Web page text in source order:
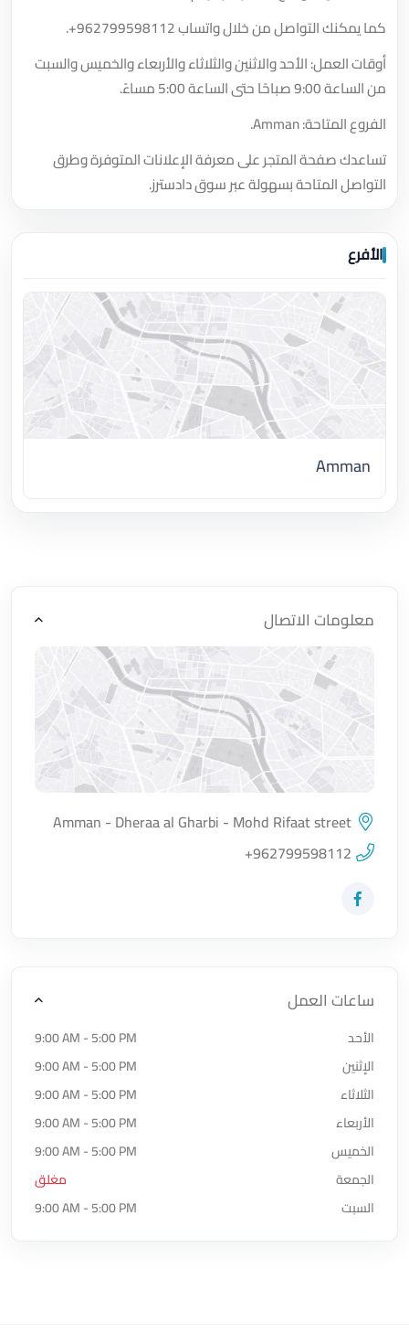
كما يمكنك التواصل من خلال واتساب+962799598112
.
أوقات العمل: الأحد والاثنين والثلاثاء والأربعاء والخميس والسبت
من الساعة 9:00 صباحًا حتى الساعة 5:00 مساءً.
الفروع المتاحة: Amman.
تساعدك صفحة المتجر على معرفة الإعلانات المتوفرة وطرق
التواصل المتاحة بسهولة عبر سوق دادسترز.
الأفرع
Amman
معلومات الاتصال
اضغط لتحميل الموقع
Amman - Dheraa al Gharbi - Mohd Rifaat street
+962799598112
زيارة حساب المتجر على Facebook-f
ساعات العمل
الأحد
9:00 AM - 5:00 PM
الإثنين
9:00 AM - 5:00 PM
الثلاثاء
9:00 AM - 5:00 PM
الأربعاء
9:00 AM - 5:00 PM
الخميس
9:00 AM - 5:00 PM
الجمعة
مغلق
السبت
9:00 AM - 5:00 PM